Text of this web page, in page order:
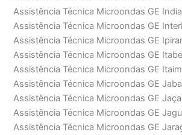
Assistência Técnica Microondas GE
Assistência Técnica Microondas GE
Assistência Técnica Microondas GE
Assistência Técnica Microondas GE
Assistência Técnica Microondas GE
Assistência Técnica Microondas GE
Assistência Técnica Microondas GE
Assistência Técnica Microondas GE
Assistência Técnica Microondas GE